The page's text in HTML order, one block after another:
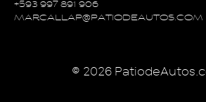
+593 997 891 906
MARCALLAP@PATIODEAUTOS.COM
© 2026